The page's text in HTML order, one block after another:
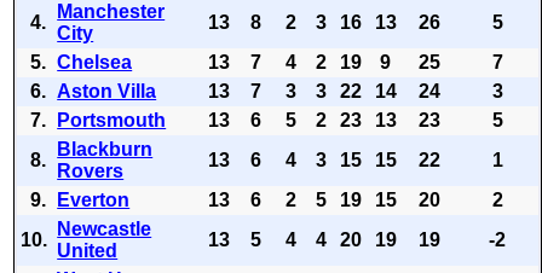
4.
Manchester
City
13 8 2 3 16 13 26
5
5. Chelsea 13 7 4 2 19 9 25
7
6. Aston Villa 13 7 3 3 22 14 24
3
7.
Portsmouth 13 6 5 2 23 13 23
5
8.
Blackburn
Rovers
13 6 4 3 15 15 22
1
9.
Everton 13 6 2 5 19 15 20
2
10.
Newcastle
United
13 5 4 4 20 19 19 -2